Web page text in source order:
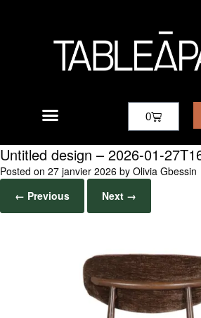
0
Untitled design – 2026-01-
Posted on 27 janvier 2026 by Olivia Gbessin
← Previous
Next →